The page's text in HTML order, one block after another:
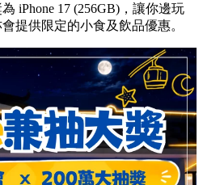
iPhone 17 (256GB)，讓你邊玩
提供限定的小食及飲品優惠。